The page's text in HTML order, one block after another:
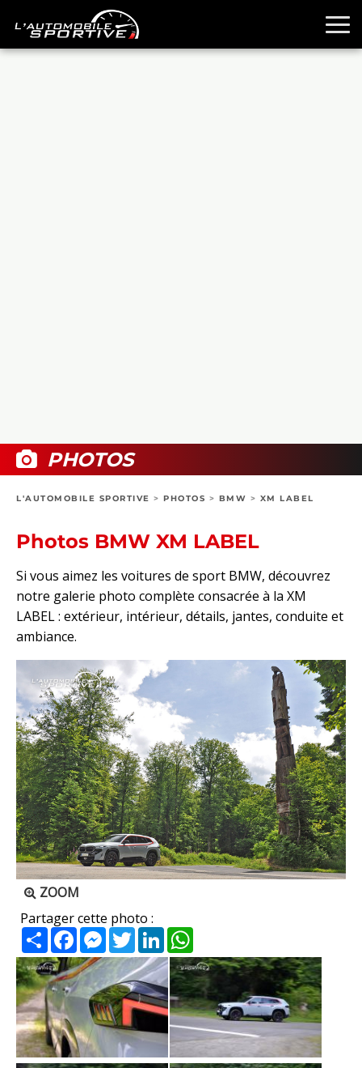
BOUTIQUE
PHOTOS
L'AUTOMOBILE SPORTIVE > PHOTOS > BMW > XM LABEL
Photos BMW XM LABEL
Si vous aimez les voitures de sport BMW, découvrez
notre galerie photo complète consacrée à la XM
LABEL : extérieur, intérieur, détails, jantes, conduite et
ambiance.
ZOOM
Partager cette photo :
PartagerFacebookMessenger
TwitterLinkedIn